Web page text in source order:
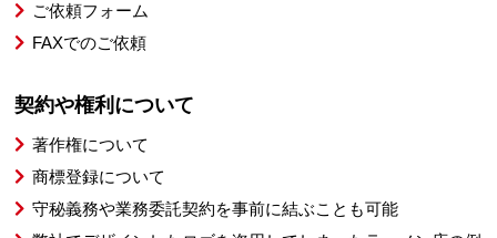
ご依頼フォーム
FAXでのご依頼
契約や権利について
著作権について
商標登録について
守秘義務や業務委託契約を事前に結ぶことも可能